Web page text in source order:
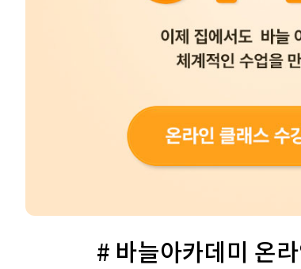
# 바늘아카데미 온